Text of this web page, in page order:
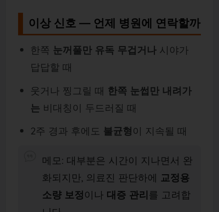
이상 신호 — 언제 병원에 연락할까
한쪽 눈꺼풀만 유독 무겁거나시야가
답답할 때
웃거나 찡그릴 때 한쪽 눈썹만 내려가
는 비대칭이 두드러질 때
2주 경과 후에도 불균형이 지속될 때
메모: 대부분은 시간이 지나면서 완
화되지만, 의료진 판단하에 교정용
소량 보정이나 대증 관리를 고려합